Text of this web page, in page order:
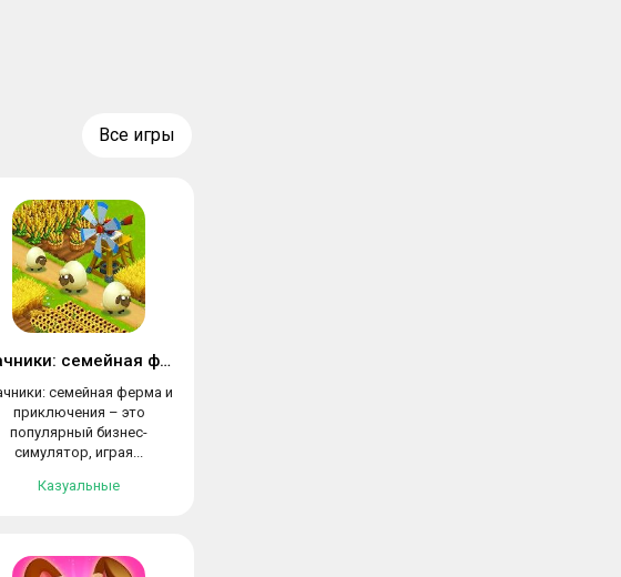
Все игры
Дачники: семейная ферма и приключения
семейная ферма и
приключения – это
популярный бизнес-
симулятор, играя...
Казуальные